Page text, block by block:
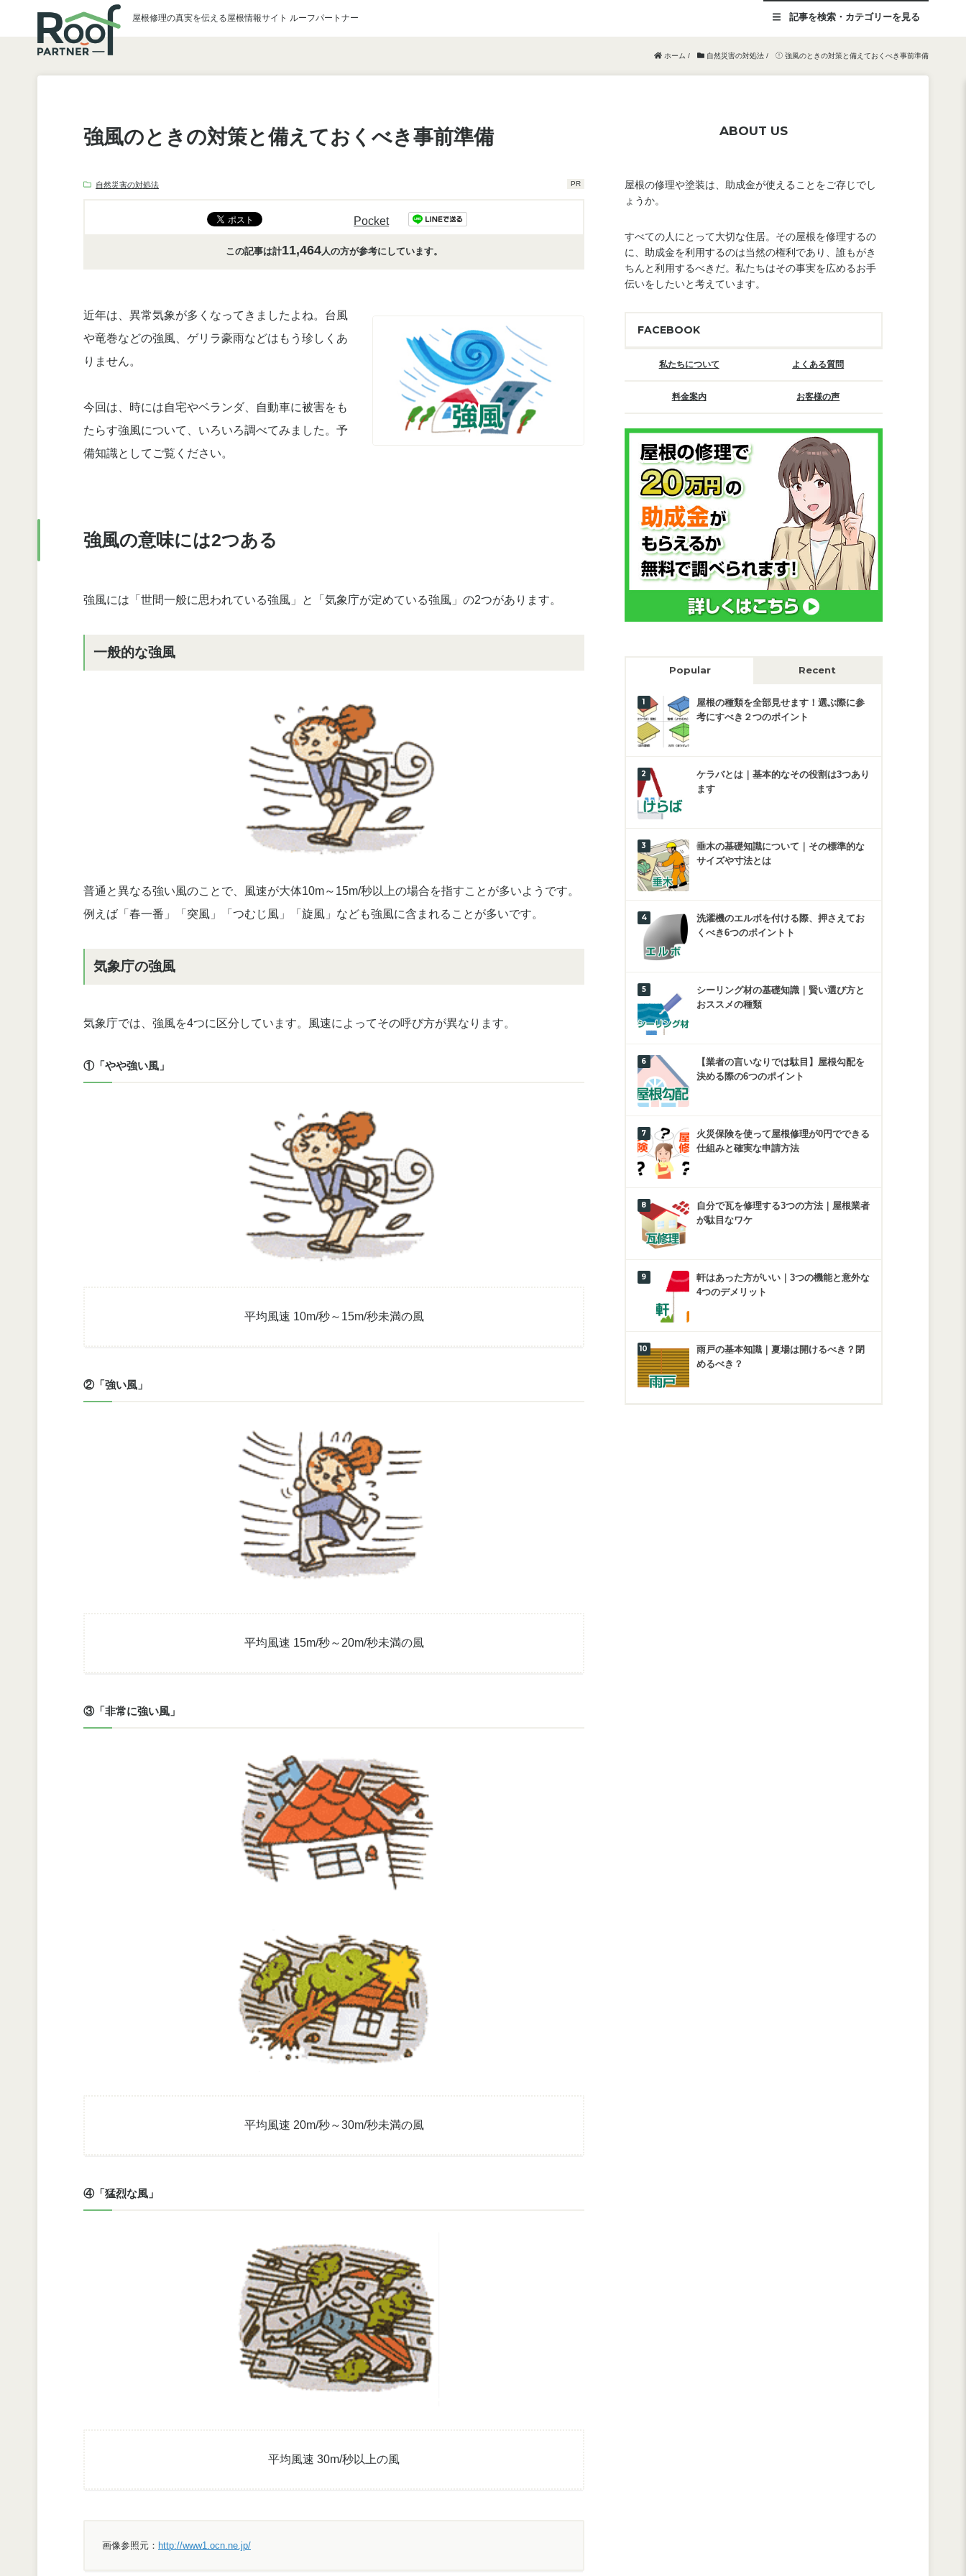
屋根修理の真実を伝える屋根情報サイト ルーフパートナー 記事を検索・カテゴリーを見る
ホーム / 自然災害の対処法 / 強風のときの対策と備えておくべき事前準備
強風のときの対策と備えておくべき事前準備
PR
自然災害の対処法
Pocket
この記事は計11,464人の方が参考にしています。
近年は、異常気象が多くなってきましたよね。台風
や竜巻などの強風、ゲリラ豪雨などはもう珍しくあ
りません。
今回は、時には自宅やベランダ、自動車に被害をも
たらす強風について、いろいろ調べてみました。予
備知識としてご覧ください。
強風の意味には2つある
強風には「世間一般に思われている強風」と「気象庁が定めている強風」の2つがあります。
一般的な強風
普通と異なる強い風のことで、風速が大体10m～15m/秒以上の場合を指すことが多いようです。
例えば「春一番」「突風」「つむじ風」「旋風」なども強風に含まれることが多いです。
気象庁の強風
気象庁では、強風を4つに区分しています。風速によってその呼び方が異なります。
①「やや強い風」
平均風速 10m/秒～15m/秒未満の風
②「強い風」
平均風速 15m/秒～20m/秒未満の風
③「非常に強い風」
平均風速 20m/秒～30m/秒未満の風
④「猛烈な風」
平均風速 30m/秒以上の風
画像参照元： http://www1.ocn.ne.jp/
ABOUT US
屋根の修理や塗装は、助成金が使えることをご存じでし
ょうか。
すべての人にとって大切な住居。その屋根を修理するの
に、助成金を利用するのは当然の権利であり、誰もがき
ちんと利用するべきだ。私たちはその事実を広めるお手
伝いをしたいと考えています。
FACEBOOK
私たちについて よくある質問
料金案内 お客様の声
Popular Recent
屋根の種類を全部見せます！選ぶ際に参
考にすべき２つのポイント
ケラバとは｜基本的なその役割は3つあり
ます
垂木の基礎知識について｜その標準的な
サイズや寸法とは
洗濯機のエルボを付ける際、押さえてお
くべき6つのポイントト
シーリング材の基礎知識｜賢い選び方と
おススメの種類
【業者の言いなりでは駄目】屋根勾配を
決める際の6つのポイント
火災保険を使って屋根修理が0円でできる
仕組みと確実な申請方法
自分で瓦を修理する3つの方法｜屋根業者
が駄目なワケ
軒はあった方がいい｜3つの機能と意外な
4つのデメリット
雨戸の基本知識｜夏場は開けるべき？閉
めるべき？